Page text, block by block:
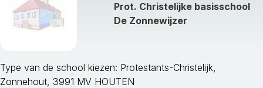
Prot. Christelijke basisschool
De Zonnewijzer
Type van de school kiezen: Protestants-Christelijk,
Zonnehout, 3991 MV HOUTEN